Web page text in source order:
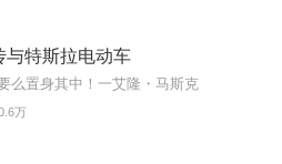
与特斯拉电动车
么置身其中！一艾隆・马斯克
万